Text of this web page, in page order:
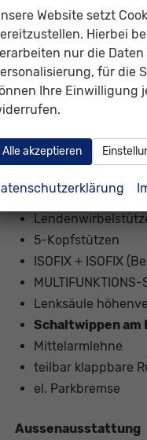
Notrufsystem
ASR
el. Wegfahrsperre
Innenausstattung
Polsterstoff Grau
Vordersitze
5-Kopfstützen
ISOFIX + ISOFIX
MULTIFUNKTIONS-
Lenksäule
Schaltwippen am
Mittelarmlehne
teilbar klappbare
el. Parkbremse
Aussenausstattung
Website setzt
Hierbei
nur die
für die
Ihre Einwilligung
Alle akzeptieren